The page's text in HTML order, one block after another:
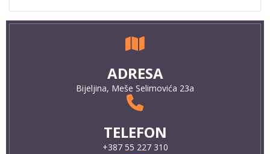
ADRESA
Bijeljina, Meše Selimovića 23a
TELEFON
+387 55 227 310